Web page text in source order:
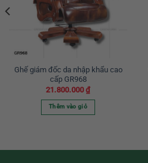
Ghế giám đốc da nhập khẩu cao
cấp GR968
21.800.000 ₫
Thêm vào giỏ